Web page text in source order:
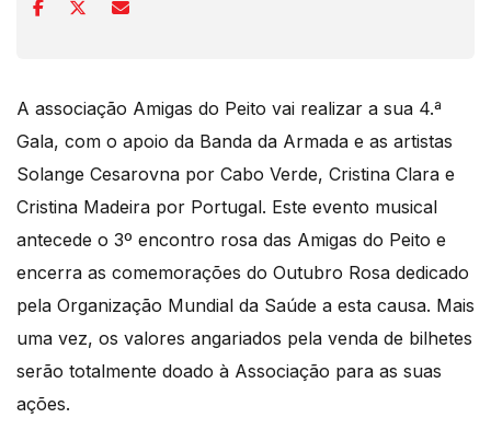
A associação Amigas do Peito vai realizar a sua 4.ª
Gala, com o apoio da Banda da Armada e as artistas
Solange Cesarovna por Cabo Verde, Cristina Clara e
Cristina Madeira por Portugal. Este evento musical
antecede o 3º encontro rosa das Amigas do Peito e
encerra as comemorações do Outubro Rosa dedicado
pela Organização Mundial da Saúde a esta causa. Mais
uma vez, os valores angariados pela venda de bilhetes
serão totalmente doado à Associação para as suas
ações.